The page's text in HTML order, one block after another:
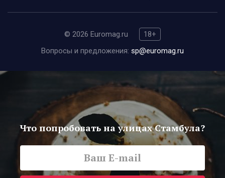
© 2026 Euromag.ru
18+
Вопросы и предложения: sp@euromag.ru
Что попробовать на улицах Стамбула?